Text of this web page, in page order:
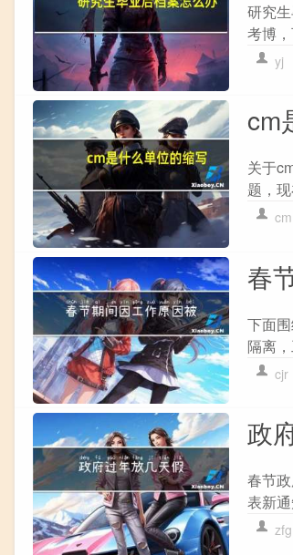
研究
考博
yj
cm
关于
题，
cm
春
下面
隔离
cjr
政
春节
表新
zfg